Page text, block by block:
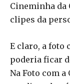
Cineminha da
clipes da
E claro, a foto
poderia ficar
Na Foto com